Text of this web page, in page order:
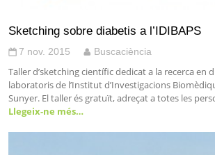
Sketching sobre diabetis a l’IDIBAPS
7 nov. 2015 Buscaciència
Taller d’sketching científic dedicat a la recerca en
laboratoris de l’Institut d’Investigacions
Sunyer. El taller és gratuït, adreçat a totes les
Llegeix-ne més…